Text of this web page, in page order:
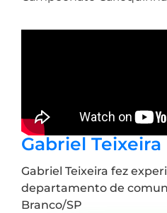
Gabriel Teixeira
Gabriel Teixeira fez
departamento de
Branco/SP